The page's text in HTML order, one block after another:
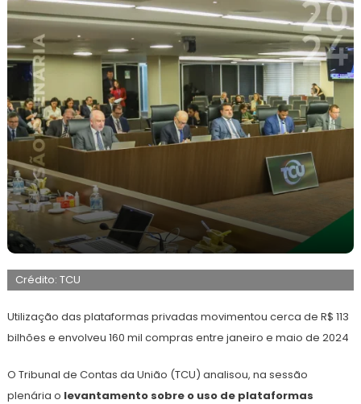
12
agosto
2024
Redação
Crédito: TCU
Utilização das plataformas privadas movimentou cerca de R$ 113
bilhões e envolveu 160 mil compras entre janeiro e maio de 2024
O Tribunal de Contas da União (TCU) analisou, na sessão
plenária o levantamento sobre o uso de plataformas